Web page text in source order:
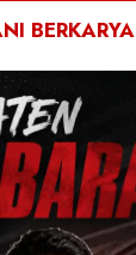
BERKARYA